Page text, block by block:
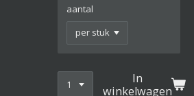
aantal
In
winkelwagen